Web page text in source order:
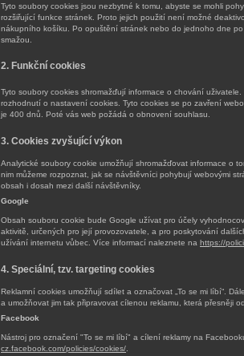
Tyto soubory cookies jsou nezbytné k tomu, abyste se mohli
rozšiřující funkce stránek. Proto jejich použití není možné
nákupního košíku. Po opuštění stránek nebo do jednoho dne
smažou.
2. Funkční cookies
Tyto soubory cookies shromažďují informace o chování
rozhodnutí o nastavení cookies. Tyto cookies se po zavření
je 400 dnů. Poté vás web požádá o obnovení souhlasu.
3. Cookies zvyšující výkon
Analytické soubory cookie umožňují shromažďovat informace o
nim můžeme rozpoznat, jak se návštěvníci pohybují webovými
obsah i dosah mezi další návštěvníky.
Google
Obsah souboru cookie bude Google užívat pro účely
aktivitě, určených pro její provozovatele, a pro poskytování
užívání internetu vůbec. Více informací naleznete na https://
4. Speciální, tzv. targeting cookies
Reklamní cookies umožňují sdílet a označovat „To se mi líbí“.
a umožňovat jim tak připravovat cílenou reklamu, která přesněji
Facebook
Nástroj pro označení "To se mi líbí" a cílení reklamy na
cz.facebook.com/policies/cookies/.